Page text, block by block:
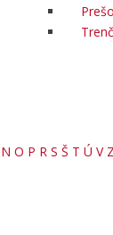
N O P R S Š T Ú V Z